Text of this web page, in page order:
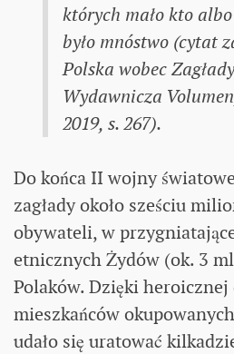
których mało kto
było mnóstwo (cytat
Polska wobec Zagłady
Wydawnicza
2019, s. 267).
Do końca II wojny
zagłady około sześciu
obywateli, w
etnicznych Żydów (ok. 3
Polaków. Dzięki
mieszkańców
udało się uratować